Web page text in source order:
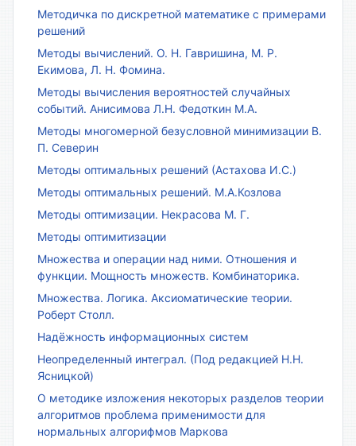
Методичка по дискретной математике с примерами
решений
Методы вычислений. О. Н. Гавришина, М. Р.
Екимова, Л. Н. Фомина.
Методы вычисления вероятностей случайных
событий. Анисимова Л.Н. Федоткин М.А.
Методы многомерной безусловной минимизации В.
П. Северин
Методы оптимальных решений (Астахова И.С.)
Методы оптимальных решений. М.А.Козлова
Методы оптимизации. Некрасова М. Г.
Методы оптимитизации
Множества и операции над ними. Отношения и
функции. Мощность множеств. Комбинаторика.
Множества. Логика. Аксиоматические теории.
Роберт Столл.
Надёжность информационных систем
Неопределенный интеграл. (Под редакцией Н.Н.
Ясницкой)
О методике изложения некоторых разделов теории
алгоритмов проблема применимости для
нормальных алгорифмов Маркова